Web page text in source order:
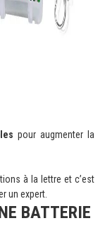
pour augmenter la
à la lettre et c’est
un expert.
BATTERIE